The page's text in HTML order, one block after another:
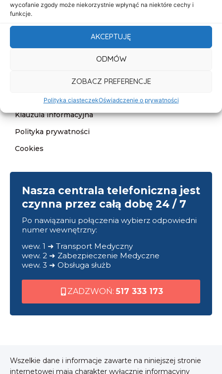
wycofanie zgody może niekorzystnie wpłynąć na niektóre cechy i
funkcje.
AKCEPTUJĘ
ODMÓW
ZOBACZ PREFERENCJE
Polityka ciasteczekOświadczenie o prywatności
Oferta
Cennik
Deklaracja dostępności
Klauzula informacyjna
Polityka prywatności
Cookies
Nasza centrala telefoniczna jest
czynna przez całą dobę 24 / 7
Po nawiązaniu połączenia wybierz odpowiedni
numer wewnętrzny:
wew. 1 ➜ Transport Medyczny
wew. 2 ➜ Zabezpieczenie Medyczne
wew. 3 ➜ Obsługa służb
ZADZWOŃ: 517 333 173
Wszelkie dane i informacje zawarte na niniejszej stronie
internetowej mają charakter wyłącznie informacyjny